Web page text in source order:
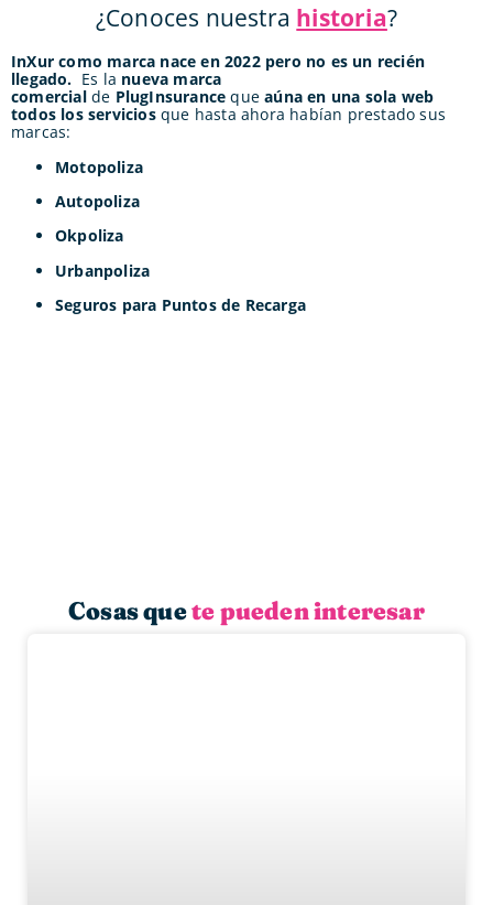
¿Conoces nuestra historia?
InXur como marca nace en 2022 pero no es un recién
llegado. Es la nueva marca
comercial de PlugInsurancequeaúna en una sola web
todos los serviciosque hasta ahora habían prestado sus
marcas:
Motopoliza
Autopoliza
Okpoliza
Urbanpoliza
Seguros para Puntos de Recarga
Cosas quete pueden interesar